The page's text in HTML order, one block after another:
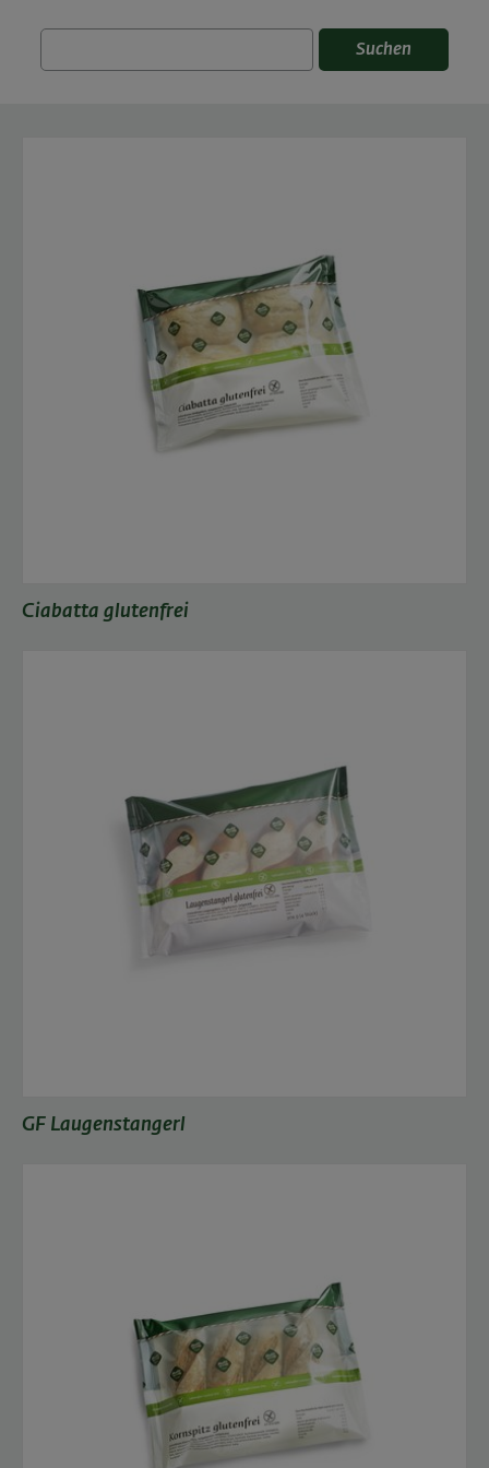
Suchen
Ciabatta glutenfrei
GF Laugenstangerl